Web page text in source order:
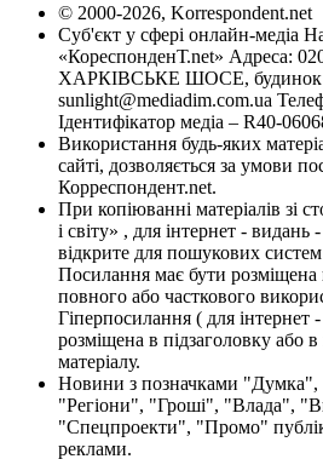
© 2000-2026, Korrespondent.net
Суб'єкт у сфері онлайн-медіа
«КореспонденТ.net» Адреса:
ХАРКІВСЬКЕ ШОСЕ, будинок
sunlight@mediadim.com.ua
Ідентифікатор медіа – R40-
Використання будь-яких
сайті, дозволяється за умови
Корреспондент.net.
При копіюванні матеріалів зі
і світу» , для інтернет - видань
відкрите для пошукових
Посилання має бути розміщена
повного або часткового
Гіперпосилання ( для
розміщена в підзаголовку або
матеріалу.
Новини з позначками "Думка",
"Регіони", "Гроші", "Влада",
"Спецпроекти", "Промо"
реклами.